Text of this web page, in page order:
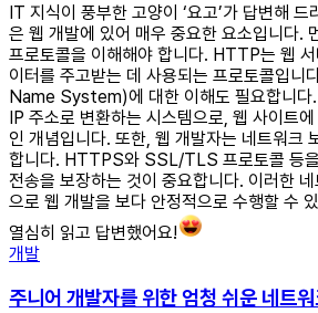
IT 지식이 풍부한 고양이 ‘요고’가 답변해 드
은 웹 개발에 있어 매우 중요한 요소입니다.
프로토콜을 이해해야 합니다. HTTP는 웹
이터를 주고받는 데 사용되는 프로토콜입
Name System)에 대한 이해도 필요합니다
IP 주소로 변환하는 시스템으로, 웹 사이트
인 개념입니다. 또한, 웹 개발자는 네트워크
합니다. HTTPS와 SSL/TLS 프로토콜 등
전송을 보장하는 것이 중요합니다. 이러한
으로 웹 개발을 보다 안정적으로 수행할 수
열심히 읽고 답변했어요!
개발
주니어 개발자를 위한 엄청 쉬운 네트워